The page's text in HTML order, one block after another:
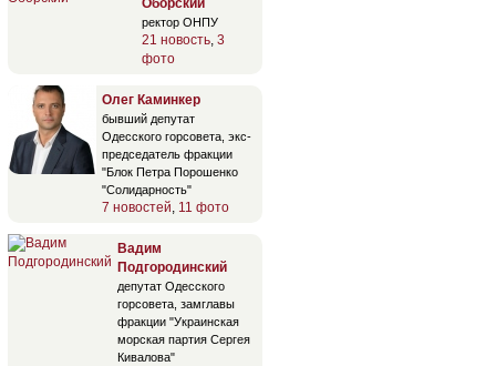
Оборский
ректор ОНПУ
21 новость, 3
фото
Олег Каминкер
бывший депутат
Одесского горсовета, экс-
председатель фракции
"Блок Петра Порошенко
"Солидарность"
7 новостей, 11 фото
Вадим
Подгородинский
депутат Одесского
горсовета, замглавы
фракции "Украинская
морская партия Сергея
Кивалова"